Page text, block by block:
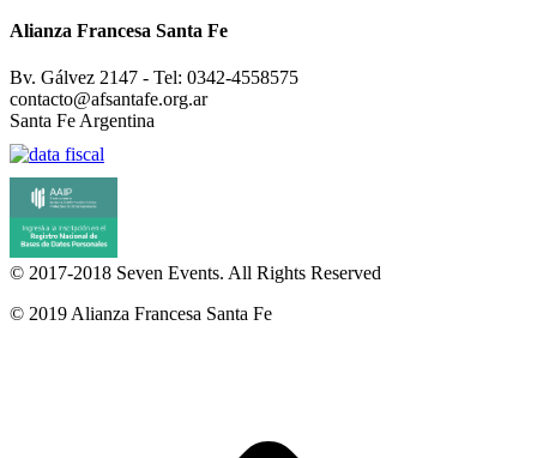
Alianza Francesa Santa Fe
Bv. Gálvez 2147 - Tel: 0342-4558575
contacto@afsantafe.org.ar
Santa Fe Argentina
© 2017-2018 Seven Events. All Rights Reserved
© 2019 Alianza Francesa Santa Fe